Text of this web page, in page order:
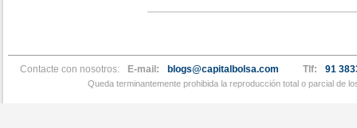
Contacte con nosotros: E-mail: blogs@capitalbolsa.com Tlf: 91
Queda terminantemente prohibida la reproducción total o parcial de